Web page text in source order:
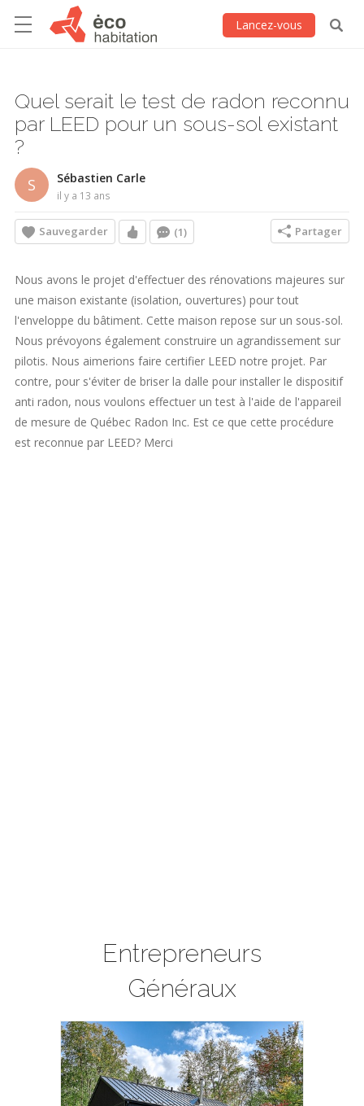
Lancez-vous
Quel serait le test de radon reconnu
par LEED pour un sous-sol existant
?
S Sébastien Carle
il y a 13 ans
Sauvegarder (1) Partager
Nous avons le projet d'effectuer des rénovations majeures sur
une maison existante (isolation, ouvertures) pour tout
l'enveloppe du bâtiment. Cette maison repose sur un sous-sol.
Nous prévoyons également construire un agrandissement sur
pilotis. Nous aimerions faire certifier LEED notre projet. Par
contre, pour s'éviter de briser la dalle pour installer le dispositif
anti radon, nous voulons effectuer un test à l'aide de l'appareil
de mesure de Québec Radon Inc. Est ce que cette procédure
est reconnue par LEED? Merci
Entrepreneurs
Généraux